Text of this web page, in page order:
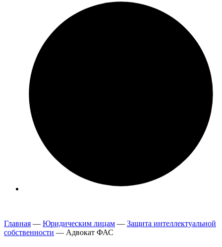
Главная — Юридическим лицам — Защита интеллектуальной
собственности — Адвокат ФАС